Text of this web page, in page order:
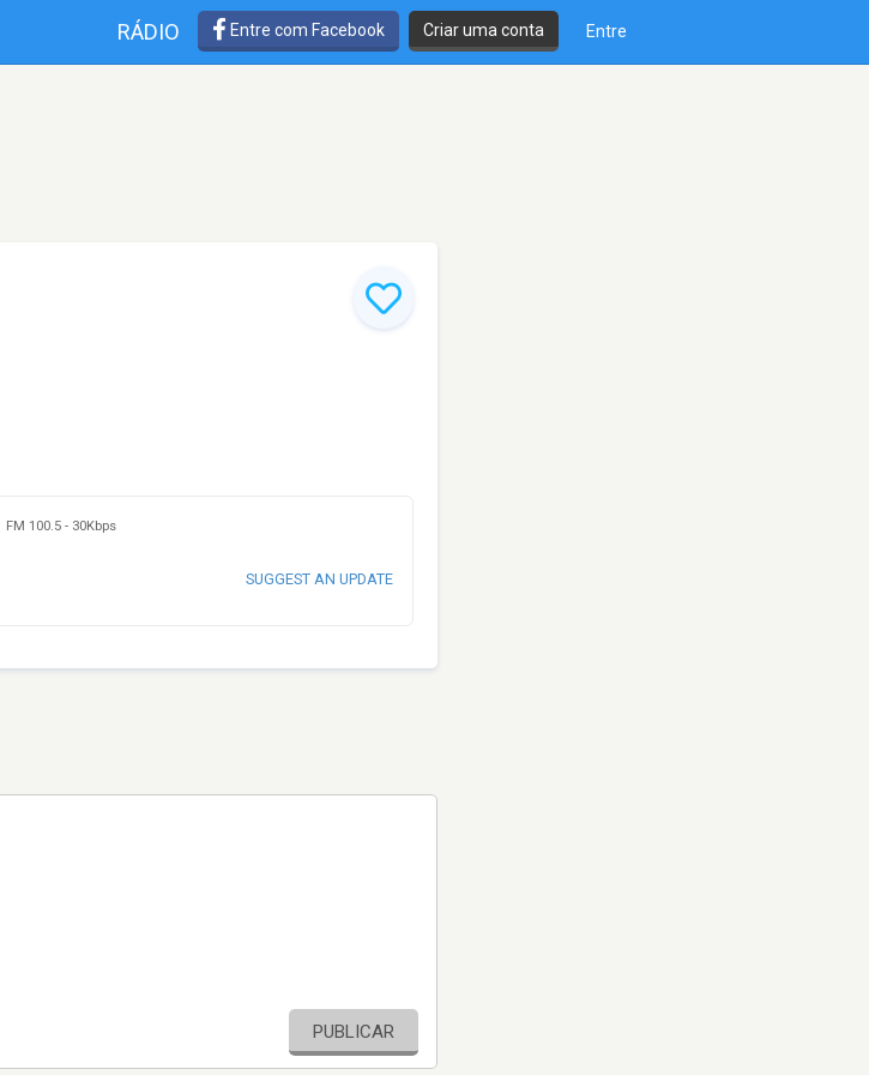
RÁDIO Entre com Facebook Criar uma conta Entre
FM 100.5- 30Kbps
SUGGEST AN UPDATE
PUBLICAR